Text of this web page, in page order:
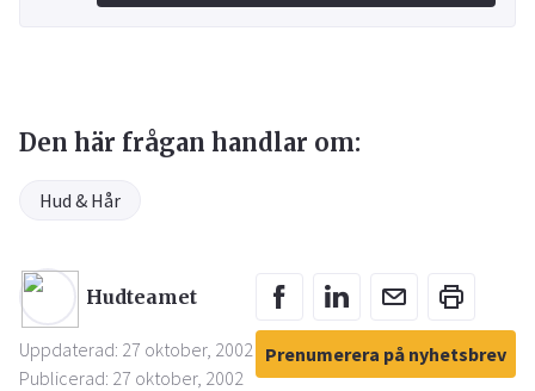
Den här frågan handlar om:
Hud & Hår
Hudteamet
Uppdaterad: 27 oktober, 2002
Publicerad: 27 oktober, 2002
Prenumerera på nyhetsbrev